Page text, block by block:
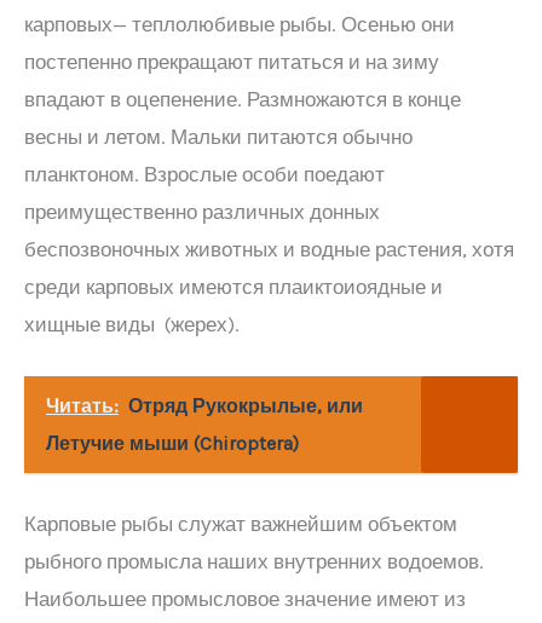
карповых— теплолюбивые рыбы. Осенью они
постепенно прекращают питаться и на зиму
впадают в оцепенение. Размножаются в конце
весны и летом. Мальки питаются обычно
планктоном. Взрослые особи поедают
преимущественно различных донных
беспозвоночных животных и водные растения, хотя
среди карповых имеются плаиктоиоядные и
хищные виды (жерех).
Читать: Отряд Рукокрылые, или
Летучие мыши (Chiroptera)
Карповые рыбы служат важнейшим объектом
рыбного промысла наших внутренних водоемов.
Наибольшее промысловое значение имеют из